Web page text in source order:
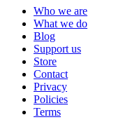
Who we are
What we do
Blog
Support us
Store
Contact
Privacy
Policies
Terms